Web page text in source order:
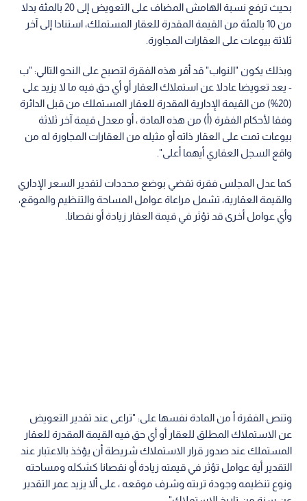
بحيث ترفع نسبة الهامش المضاف على التعويض إلى 20 بالمئة بدلا
من 10 بالمئة من القيمة المقدرة للعقار المستملك، استنادا إلى آخر
ثلاثة بيوعات على العقارات المجاورة.
وبذلك يكون "النواب" قد أقر هذه الفقرة لتصبح على النحو التالي: "ب
- يعد تعويضا عادلا عن استملاك العقار أو أي حق فيه ما لا يزيد على
(20%) من القيمة الإدارية المقدرة للعقار المستملك من قبل الدائرة
وفقا لأحكام الفقرة (أ) من هذه المادة ، أو معدل قيمة آخر ثلاثة
بيوعات تمت على العقار ذاته أو مثيله من العقارات المجاورة له من
واقع السجل العقاري أيهما أعلى".
كما عدل المجلس فقرة تقضي بوضع محددات لتقدير السعر الإداري
والقيمة العقارية، تشمل مراعاة عوامل المساحة والتنظيم والموقع،
وأي عوامل أخرى قد تؤثر في قيمة العقار زيادة أو نقصانا.
وتنص الفقرة أ من المادة نفسها على: "تراعى عند تقدير التعويض
عن الاستملاك المطلق للعقار أو أي حق فيه القيمة المقدرة للعقار
المستملك عند صدور قرار الاستملاك شريطة أن يؤخذ بالاعتبار عند
التقدير أية عوامل تؤثر في قيمته زيادة أو نقصانا كشكله ومساحته
ونوع تنظيمه وجودة تربته وشرف موقعه ، على ألا يزيد عمر التقدير